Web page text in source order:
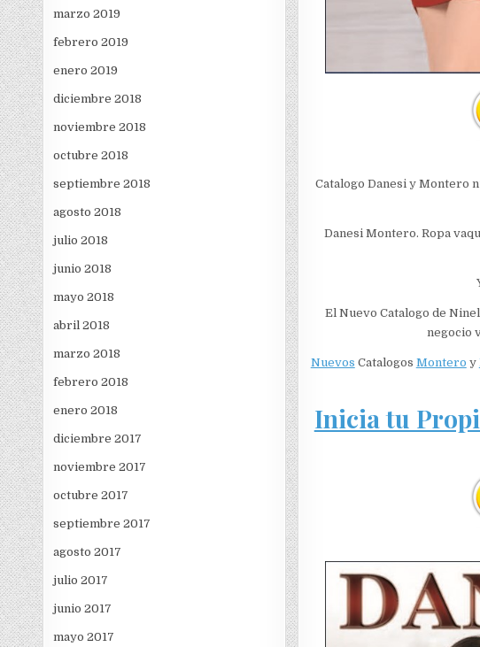
marzo 2019
febrero 2019
enero 2019
diciembre 2018
noviembre 2018
octubre 2018
septiembre 2018
agosto 2018
julio 2018
junio 2018
mayo 2018
abril 2018
marzo 2018
febrero 2018
enero 2018
diciembre 2017
noviembre 2017
octubre 2017
septiembre 2017
agosto 2017
julio 2017
junio 2017
mayo 2017
Catalogo Danesi y Montero
Danesi Montero. Ropa
El Nuevo Catalogo de
negocio
Nuevos Catalogos Montero y
Inicia tu